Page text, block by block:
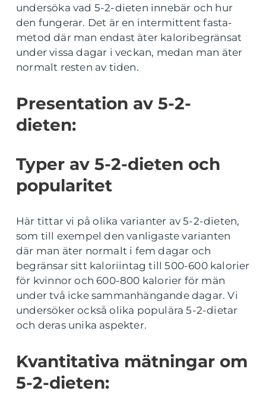
undersöka vad 5-2-dieten innebär och hur
den fungerar. Det är en intermittent fasta-
metod där man endast äter kaloribegränsat
under vissa dagar i veckan, medan man äter
normalt resten av tiden.
Presentation av 5-2-
dieten:
Typer av 5-2-dieten och
popularitet
Här tittar vi på olika varianter av 5-2-dieten,
som till exempel den vanligaste varianten
där man äter normalt i fem dagar och
begränsar sitt kaloriintag till 500-600 kalorier
för kvinnor och 600-800 kalorier för män
under två icke sammanhängande dagar. Vi
undersöker också olika populära 5-2-dietar
och deras unika aspekter.
Kvantitativa mätningar om
5-2-dieten: